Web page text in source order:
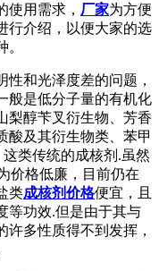
使用需求， 厂家为方便
行介绍，以便大家的选
。
和光泽度差的问题，
般是低分子量的有机化
梨醇苄叉衍生物、芳香
酸及其衍生物类、苯甲
类传统的成核剂.虽然
价格低廉，目前仍在
类成核剂价格便宜，且
等功效.但是由于其与
多性质得不到发挥，